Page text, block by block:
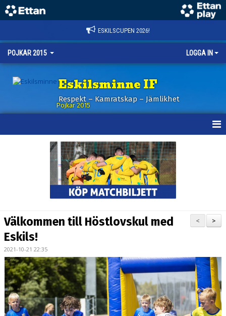
ESKILSCUPEN 2026!
POJKAR 2015 LOGGA IN
Eskilsminne IF
Respekt – Kamratskap – Jämlikhet
Pojkar 2015
TRUPPEN
BILDGALLERI
DOKUMENT
KONTAKT
>
<
Välkommen till Höstlovskul med
Eskils!
2021-10-21 22:35